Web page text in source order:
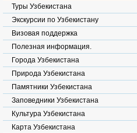
Туры Узбекистана
Экскурсии по Узбекистану
Визовая поддержка
Полезная информация.
Города Узбекистана
Природа Узбекистана
Памятники Узбекистана
Заповедники Узбекистана
Культура Узбекистана
Карта Узбекистана